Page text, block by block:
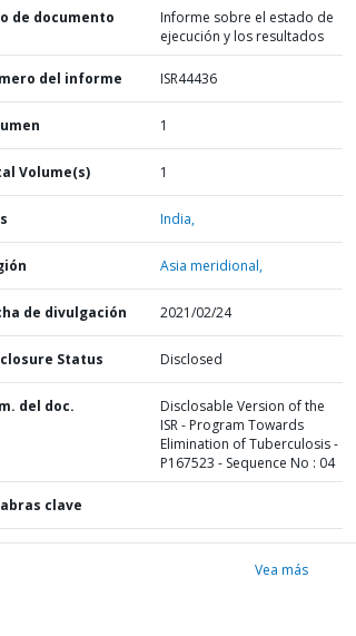
de documento
Informe sobre el estado de
ejecución y los resultados
del informe ISR44436
1
Volume(s) 1
India,
Asia meridional,
de divulgación 2021/02/24
Status Disclosed
del doc.
Disclosable Version of the
ISR - Program Towards
Elimination of Tuberculosis -
P167523 - Sequence No : 04
clave
Vea más